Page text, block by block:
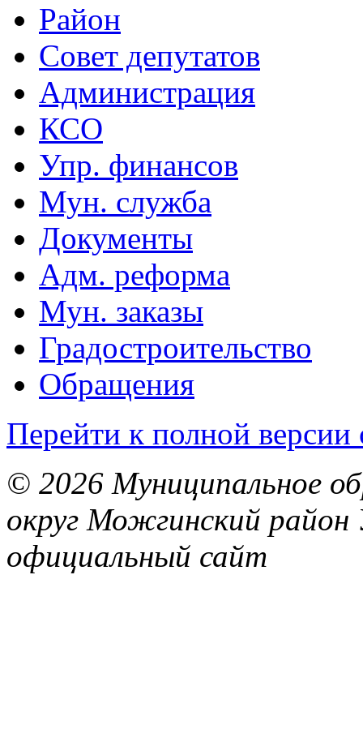
Район
Совет депутатов
Администрация
КСО
Упр. финансов
Мун. служба
Документы
Адм. реформа
Мун. заказы
Градостроительство
Обращения
Перейти к полной версии
© 2026 Муниципальное
округ Можгинский район
официальный сайт